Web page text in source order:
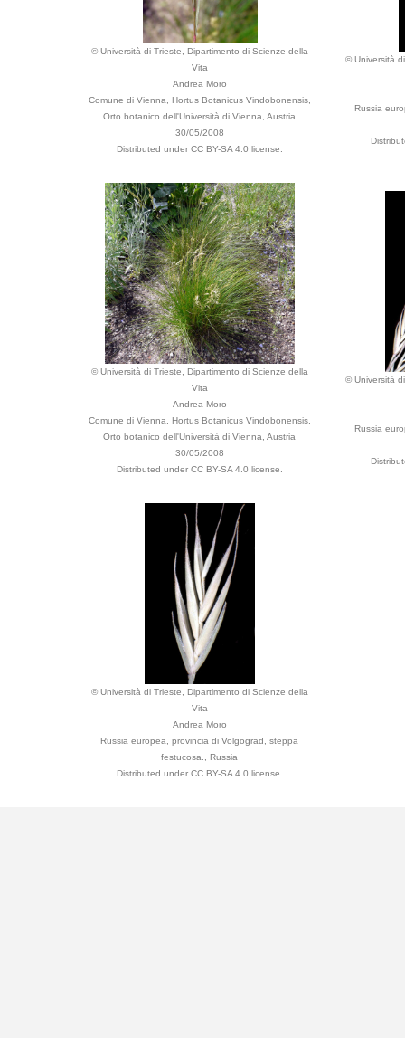
© Università di Trieste, Dipartimento di Scienze della
Vita
Andrea Moro
Comune di Vienna, Hortus Botanicus Vindobonensis,
Orto botanico dell'Università di Vienna, Austria
30/05/2008
Distributed under CC BY-SA 4.0 license.
© Università
Russia
© Università di Trieste, Dipartimento di Scienze della
Vita
Andrea Moro
Comune di Vienna, Hortus Botanicus Vindobonensis,
Orto botanico dell'Università di Vienna, Austria
30/05/2008
Distributed under CC BY-SA 4.0 license.
© Università
Russia
© Università di Trieste, Dipartimento di Scienze della
Vita
Andrea Moro
Russia europea, provincia di Volgograd, steppa
festucosa., Russia
Distributed under CC BY-SA 4.0 license.